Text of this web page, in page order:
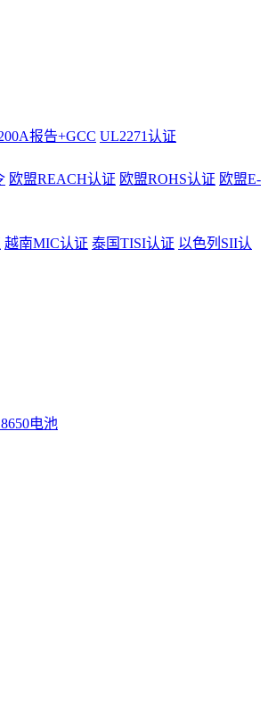
报告+GCC UL2271认证
欧盟REACH认证 欧盟ROHS认证 欧盟E-
越南MIC认证 泰国TISI认证 以色列SII认
电池